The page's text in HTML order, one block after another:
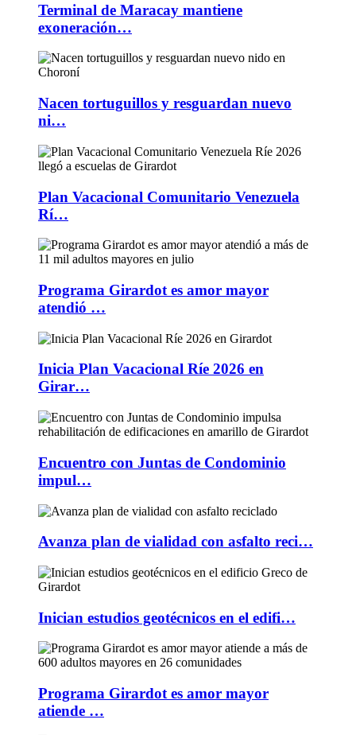
Terminal de Maracay mantiene
exoneración…
Nacen tortuguillos y resguardan nuevo
ni…
Plan Vacacional Comunitario Venezuela
Rí…
Programa Girardot es amor mayor
atendió …
Inicia Plan Vacacional Ríe 2026 en
Girar…
Encuentro con Juntas de Condominio
impul…
Avanza plan de vialidad con asfalto reci…
Inician estudios geotécnicos en el edifi…
Programa Girardot es amor mayor
atiende …